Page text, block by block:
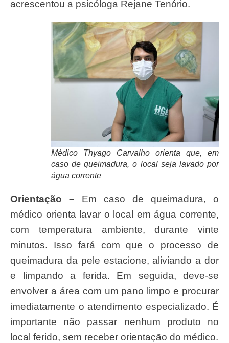
acrescentou a psicóloga Rejane Tenório.
Médico Thyago Carvalho orienta que, em
caso de queimadura, o local seja lavado por
água corrente
Orientação – Em caso de queimadura, o
médico orienta lavar o local em água corrente,
com temperatura ambiente, durante vinte
minutos. Isso fará com que o processo de
queimadura da pele estacione, aliviando a dor
e limpando a ferida. Em seguida, deve-se
envolver a área com um pano limpo e procurar
imediatamente o atendimento especializado. É
importante não passar nenhum produto no
local ferido, sem receber orientação do médico.